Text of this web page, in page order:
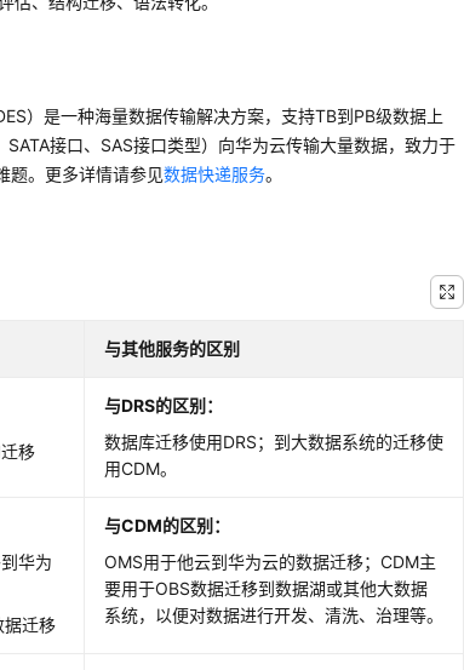
）是一种海量数据传输解决方案，支持TB到PB级数据上
接口、SAS接口类型）向华为云传输大量数据，致力于
题。更多详情请参见数据快递服务。
与其他服务的区别
移
与DRS的区别：
数据库迁移使用DRS；到大数据系统的迁移使
用CDM。
华为
据迁移
与CDM的区别：
OMS用于他云到华为云的数据迁移；CDM主
要用于OBS数据迁移到数据湖或其他大数据
系统，以便对数据进行开发、清洗、治理等。